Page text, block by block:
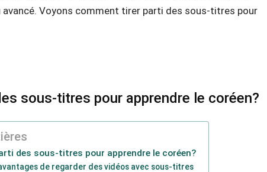
avancé. Voyons comment tirer parti des sous-titres pour
sous-titres pour apprendre le coréen?
des sous-titres pour apprendre le coréen?
de regarder des vidéos avec sous-titres